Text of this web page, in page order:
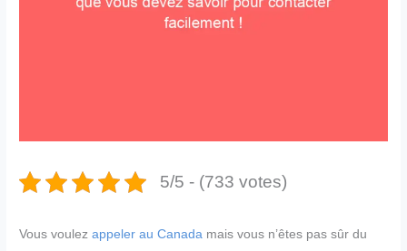
5/5 - (733 votes)
Vous voulezappeler au Canada mais vous n’êtes pas sûr du